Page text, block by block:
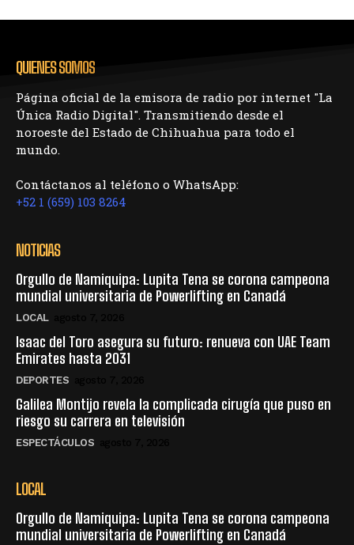
QUIENES SOMOS
Página oficial de la emisora de radio por internet "La
Única Radio Digital". Transmitiendo desde el
noroeste del Estado de Chihuahua para todo el
mundo.
Contáctanos al teléfono o WhatsApp:
+52 1 (659) 103 8264
NOTICIAS
Orgullo de Namiquipa: Lupita Tena se corona campeona
mundial universitaria de Powerlifting en Canadá
LOCAL
Isaac del Toro asegura su futuro: renueva con UAE Team
Emirates hasta 2031
DEPORTES
Galilea Montijo revela la complicada cirugía que puso en
riesgo su carrera en televisión
ESPECTÁCULOS
LOCAL
Orgullo de Namiquipa: Lupita Tena se corona campeona
mundial universitaria de Powerlifting en Canadá